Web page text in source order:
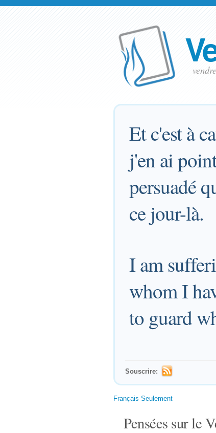
Et c'est à
j'en ai
persuadé
ce jour-là.
I am
whom I
to guard
Souscrire:
Français Seulement
Pensées sur le